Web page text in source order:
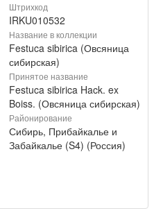
Штрихкод
IRKU010532
Название в коллекции
Festuca sibirica (Овсяница
сибирская)
Принятое название
Festuca sibirica Hack. ex
Boiss. (Овсяница сибирская)
Районирование
Сибирь, Прибайкалье и
Забайкалье (S4) (Россия)